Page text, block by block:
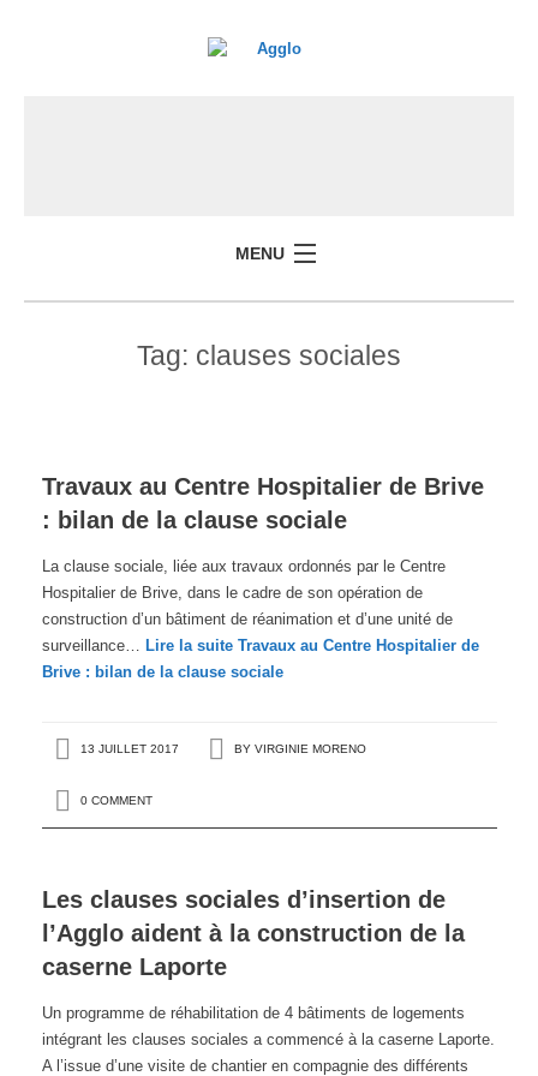
MENU
Tag: clauses sociales
Travaux au Centre Hospitalier de Brive
: bilan de la clause sociale
La clause sociale, liée aux travaux ordonnés par le Centre
Hospitalier de Brive, dans le cadre de son opération de
construction d’un bâtiment de réanimation et d’une unité de
surveillance… Lire la suiteTravaux au Centre Hospitalier de
Brive : bilan de la clause sociale
13 JUILLET 2017 BY VIRGINIE MORENO
0 COMMENT
Les clauses sociales d’insertion de
l’Agglo aident à la construction de la
caserne Laporte
Un programme de réhabilitation de 4 bâtiments de logements
intégrant les clauses sociales a commencé à la caserne Laporte.
A l’issue d’une visite de chantier en compagnie des différents